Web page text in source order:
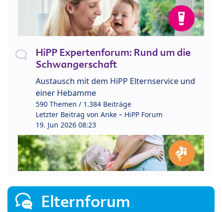
HiPP Expertenforum: Rund um die
Schwangerschaft
Austausch mit dem HiPP Elternservice und
einer Hebamme
590 Themen / 1.384 Beiträge
Letzter Beitrag von Anke – HiPP Forum
19. Jun 2026 08:23
Elternforum